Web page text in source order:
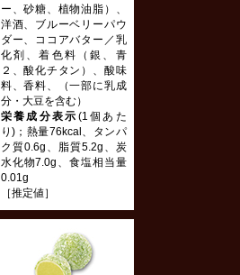
ー、砂糖、植物油脂）、
洋酒、ブルーベリーパウ
ダー、ココアバター／乳
化剤、着色料（銀、青
２、酸化チタン）、酸味
料、香料、（一部に乳成
分・大豆を含む）
栄養成分表示 (1個あた
り)；熱量76kcal、タンパ
ク質0.6g、脂質5.2g、炭
水化物7.0g、食塩相当量
0.01g
［推定値］